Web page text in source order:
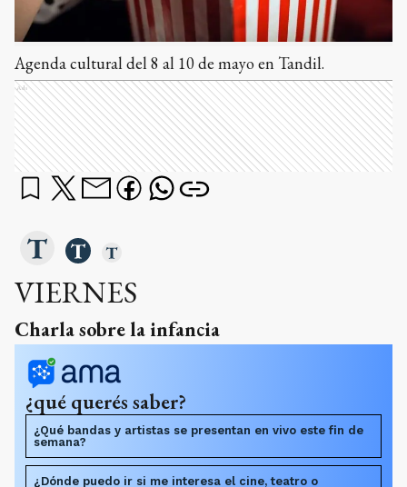
Agenda cultural del 8 al 10 de mayo en Tandil.
Ads
VIERNES
Charla sobre la infancia
¿qué querés saber?
¿Qué bandas y artistas se presentan en vivo este fin de
semana?
¿Dónde puedo ir si me interesa el cine, teatro o